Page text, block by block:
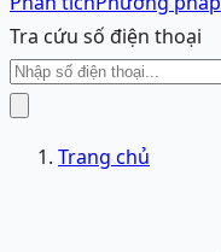
Tra cứu số điện thoại
Trang chủ